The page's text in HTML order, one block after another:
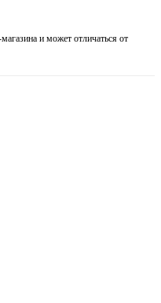
и может отличаться от